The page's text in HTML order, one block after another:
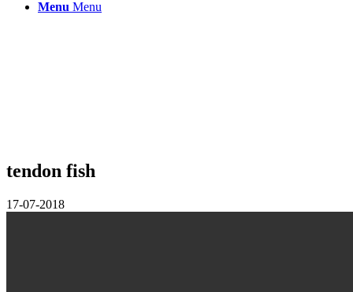
Menu Menu
tendon fish
17-07-2018